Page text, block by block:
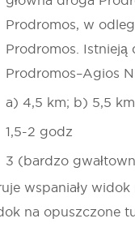
Prodromos, w
Prodromos. Istnieją
Prodromos–Agios
a) 4,5 km; b) 5,5 km
1,5-2 godz
3 (bardzo
wspaniały
na opuszczone